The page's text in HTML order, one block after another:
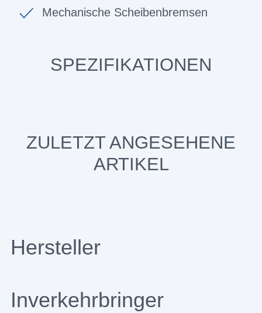
Mechanische Scheibenbremsen
SPEZIFIKATIONEN
ZULETZT ANGESEHENE
ARTIKEL
Hersteller
Inverkehrbringer